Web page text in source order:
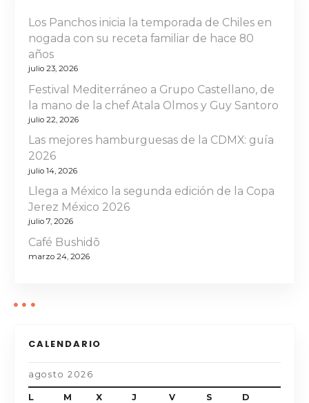
a
Los Panchos inicia la temporada de Chiles en
nogada con su receta familiar de hace 80
años
julio 23, 2026
Festival Mediterráneo a Grupo Castellano, de
la mano de la chef Atala Olmos y Guy Santoro
julio 22, 2026
Las mejores hamburguesas de la CDMX: guía
2026
julio 14, 2026
Llega a México la segunda edición de la Copa
Jerez México 2026
julio 7, 2026
Café Bushidō
marzo 24, 2026
CALENDARIO
agosto 2026
L M X J V S D